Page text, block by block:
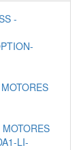
-
LI-